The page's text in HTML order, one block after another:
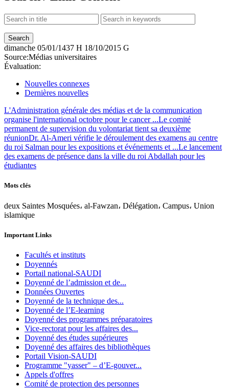
dimanche 05/01/1437 H 18/10/2015 G
Source:Médias universitaires
Évaluation:
Nouvelles connexes
Dernières nouvelles
L'Administration générale des médias et de la communication
organise l'international octobre pour le cancer ...Le comité
permanent de supervision du volontariat tient sa deuxième
réunionDr. Al-Ameri vérifie le déroulement des examens au centre
du roi Salman pour les expositions et événements et ...Le lancement
des examens de présence dans la ville du roi Abdallah pour les
étudiantes
Mots clés
deux Saintes Mosquées، al-Fawzan، Délégation، Campus، Union
islamique
Important Links
Facultés et instituts
Doyennés
Portail national-SAUDI
Doyenné de l’admission et de...
Données Ouvertes
Doyenné de la technique des...
Doyenné de l’E-learning
Doyenné des programmes préparatoires
Vice-rectorat pour les affaires des...
Doyenné des études supérieures
Doyenné des affaires des bibliothèques
Portail Vision-SAUDI
Programme "yasser" – d’E-gouver...
Appels d'offres
Comité de protection des personnes